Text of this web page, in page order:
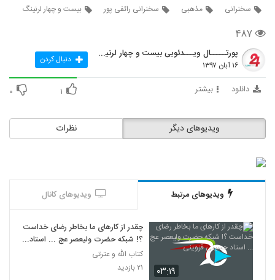
سخنرانی
مذهبی سخنرانی رائفی پور بیست و چهار لرنینگ
۴۸۷
پورتـــــال ویـــدئویی بیست و چهار لرنینگ
۱۶ آبان ۱۳۹۷ دنبال کردن
دانلود بیشتر ۱ ۰
نظرات ویدیوهای دیگر
ویدیوهای مرتبط ویدیوهای کانال
۰۳:۱۹
چقدر از کارهای ما بخاطر رضای خداست
؟! شبکه حضرت ولیعصر عج ... استاد
حسینی قزوینی
کتاب الله و عترتی
۲۱ بازدید